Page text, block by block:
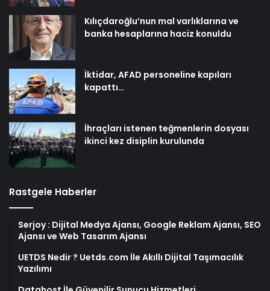
Kılıçdaroğlu’nun mal varlıklarına ve
banka hesaplarına haciz konuldu
İktidar, AFAD personeline kapıları
kapattı…
İhraçları istenen teğmenlerin dosyası
ikinci kez disiplin kurulunda
Rastgele Haberler
Serjoy : Dijital Medya Ajansı, Google Reklam Ajansı, SEO
Ajansı ve Web Tasarım Ajansı
UETDS Nedir ? Uetds.com İle Akıllı Dijital Taşımacılık
Yazılımı